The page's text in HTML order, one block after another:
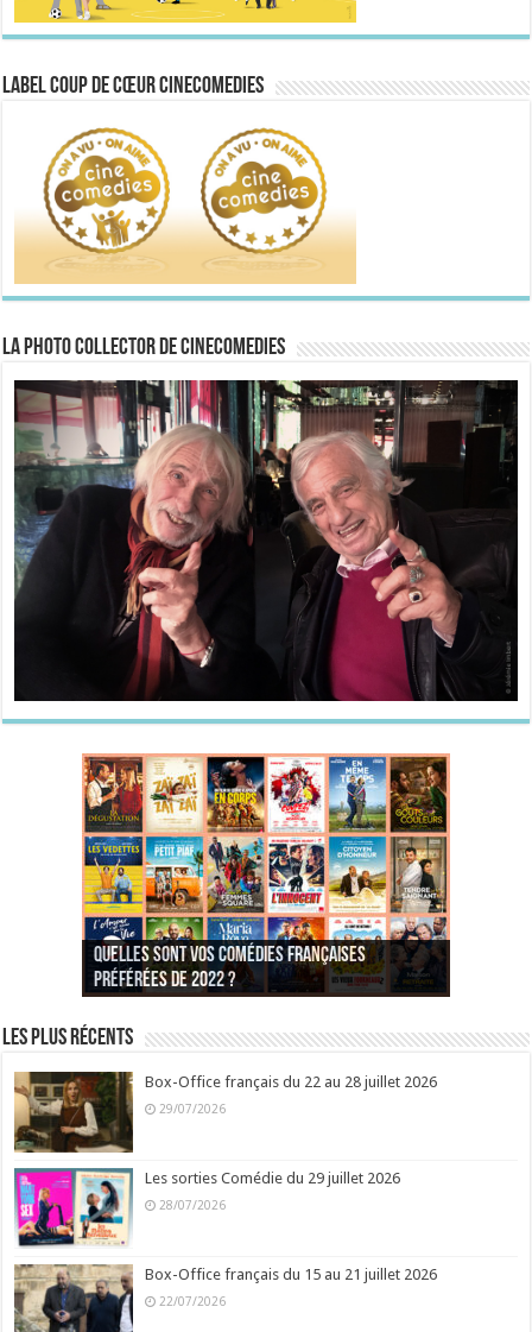
Label Coup de Cœur CineComedies
La Photo collector de CineComedies
Quelles sont vos comédies françaises
préférées de 2022 ?
Quel est votre personnage préféré du Père
Noël est une ordure ?
Quelles sont vos comédies françaises
préférées de 2021 ?
Quel est votre « Gendarme » préféré ?
Quels sont vos 3 comédies de Jean-Marie Poiré
préférées ?
Quel est votre « Tati » préféré ?
Quel est votre « bronzé » préféré ?
Les plus récents
Box-Office français du 22 au 28 juillet 2026
29/07/2026
Les sorties Comédie du 29 juillet 2026
28/07/2026
Box-Office français du 15 au 21 juillet 2026
22/07/2026